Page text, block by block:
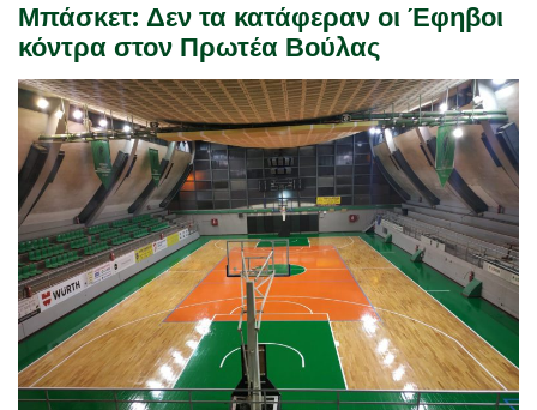
Μπάσκετ: Δεν τα κατάφεραν οι Έφηβοι
κόντρα στον Πρωτέα Βούλας